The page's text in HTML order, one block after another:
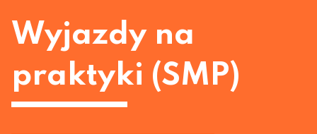
Wyjazdy na
praktyki (SMP)